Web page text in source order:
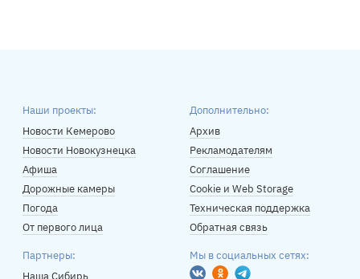
Наши проекты:
Новости Кемерово
Новости Новокузнецка
Афиша
Дорожные камеры
Погода
От первого лица
Дополнительно:
Архив
Рекламодателям
Соглашение
Cookie и Web Storage
Техническая поддержка
Обратная связь
Партнеры:
Наша Сибирь
Мы в социальных сетях:
Вконтакте
Одноклассники
Telegram